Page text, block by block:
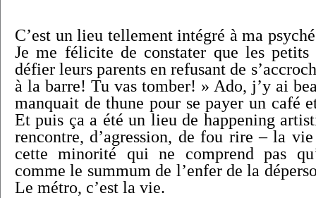
C’est un lieu tellement intégré à ma
Je me félicite de constater que les petits
défier leurs parents en refusant de
à la barre! Tu vas tomber! » Ado, j’y ai
manquait de thune pour se payer un café
Et puis ça a été un lieu de happening
rencontre, d’agression, de fou rire – la
cette minorité qui ne comprend pas
comme le summum de l’enfer de la
Le métro, c’est la vie.